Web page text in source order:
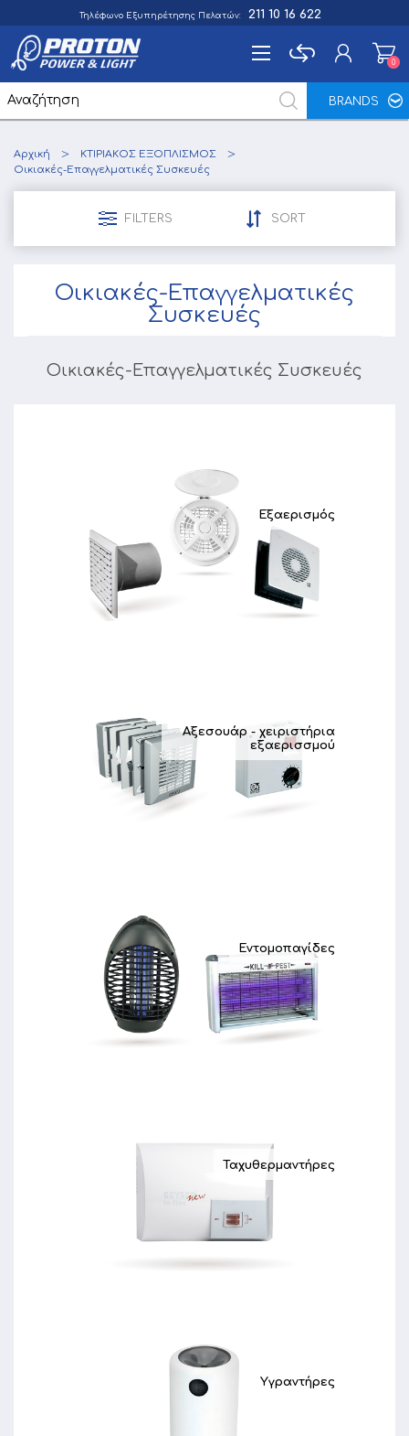
Τηλέφωνο Εξυπηρέτησης Πελατών: 211 10 16 622
BRANDS
Σύνδεση
00
Αρχική
ΚΤΙΡΙΑΚΟΣ ΕΞΟΠΛΙΣΜΟΣ
Οικιακές-Επαγγελματικές Συσκευές
FILTERS SORT
Οικιακές-Επαγγελματικές
Συσκευές
Οικιακές-Επαγγελματικές Συσκευές
Εξαερισμός
Αξεσουάρ - χειριστήρια
εξαερισσμού
Εντομοπαγίδες
Ταχυθερμαντήρες
Υγραντήρες